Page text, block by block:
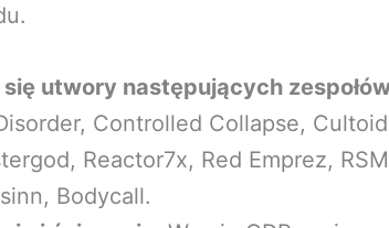
się utwory następujących
Controlled Collapse,
Reactor7x, Red Emprez,
Bodycall.